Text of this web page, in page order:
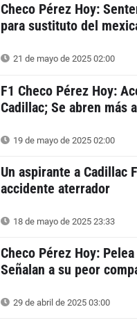
Checo Pérez Hoy:
para sustituto del
21 de mayo de 2025 02:00
F1 Checo Pérez Hoy:
Cadillac; Se abren más
19 de mayo de 2025 02:00
Un aspirante a Cadillac
accidente aterrador
18 de mayo de 2025 23:33
Checo Pérez Hoy:
Señalan a su peor
29 de abril de 2025 03:00